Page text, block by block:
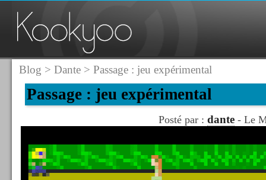
Blog > Dante> Passage : jeu expérimental
Passage : jeu expérimental
Posté par : dante- Le